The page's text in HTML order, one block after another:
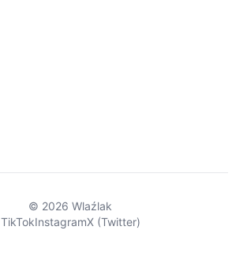
© 2026 Wlaźlak
TikTokInstagramX (Twitter)